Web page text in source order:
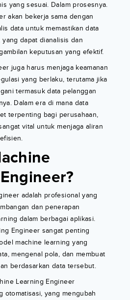
yang sesuai. Dalam prosesnya.
akan bekerja sama dengan
data untuk memastikan data
dapat dianalisis dan
keputusan yang efektif.
juga harus menjaga keamanan
yang berlaku, terutama jika
termasuk data pelanggan
Dalam era di mana data
terpenting bagi perusahaan,
vital untuk menjaga aliran
adalah profesional yang
dan penerapan
dalam berbagai aplikasi.
Engineer sangat penting
machine learning yang
mengenal pola, dan membuat
berdasarkan data tersebut.
Learning Engineer
otomatisasi, yang mengubah